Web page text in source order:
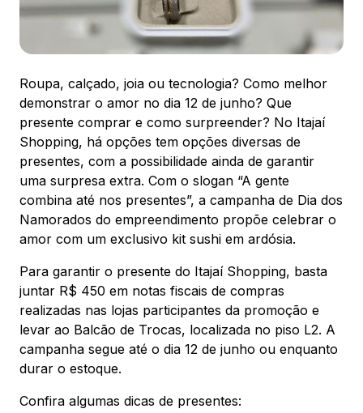
Chamar Uber
CONTATO
(47) 3348-4609
Vitrine virtual
Roupa, calçado, joia ou tecnologia? Como melhor
demonstrar o amor no dia 12 de junho? Que
presente comprar e como surpreender? No Itajaí
Shopping, há opções tem opções diversas de
presentes, com a possibilidade ainda de garantir
uma surpresa extra. Com o slogan “A gente
combina até nos presentes”, a campanha de Dia dos
Namorados do empreendimento propõe celebrar o
amor com um exclusivo kit sushi em ardósia.
Para garantir o presente do Itajaí Shopping, basta
juntar R$ 450 em notas fiscais de compras
realizadas nas lojas participantes da promoção e
levar ao Balcão de Trocas, localizada no piso L2. A
campanha segue até o dia 12 de junho ou enquanto
durar o estoque.
Confira algumas dicas de presentes: